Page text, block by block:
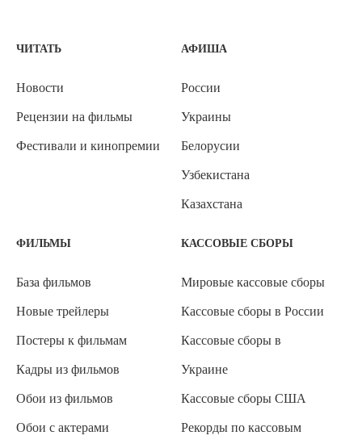
ЧИТАТЬ
Новости
Рецензии на фильмы
Фестивали и кинопремии
АФИША
России
Украины
Белорусии
Узбекистана
Казахстана
ФИЛЬМЫ
База фильмов
Новые трейлеры
Постеры к фильмам
Кадры из фильмов
Обои из фильмов
Обои с актерами
КАССОВЫЕ СБОРЫ
Мировые кассовые сборы
Кассовые сборы в России
Кассовые сборы в
Украине
Кассовые сборы США
Рекорды по кассовым